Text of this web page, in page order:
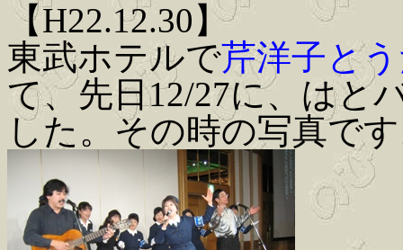
【H22.12.30】
東武ホテルで芹洋子と
て、先日12/27に、はと
した。その時の写真で